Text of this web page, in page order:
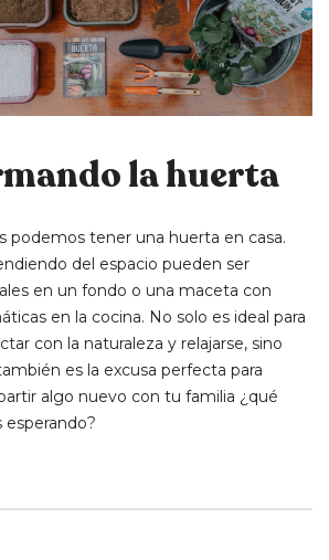
la huerta
podemos tener una huerta en casa.
del espacio pueden ser
en un fondo o una maceta con
en la cocina. No solo es ideal para
con la naturaleza y relajarse, sino
es la excusa perfecta para
algo nuevo con tu familia ¿qué
esperando?